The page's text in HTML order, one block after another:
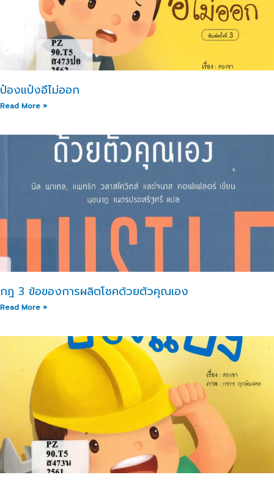
ป๋องแป๋งอึไม่ออก
Read More »
กฎ 3 ข้อของการผลิตโชคด้วยตัวคุณเอง
Read More »